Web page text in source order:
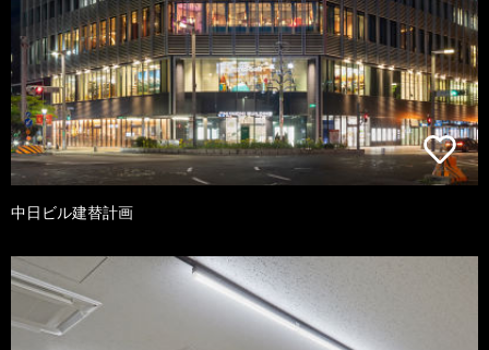
中日ビル建替計画